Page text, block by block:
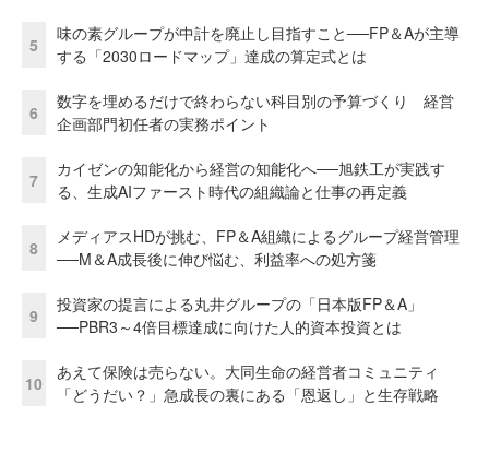
5
味の素グループが中計を廃止し目指すこと──FP＆Aが主導
する「2030ロードマップ」達成の算定式とは
6
数字を埋めるだけで終わらない科目別の予算づくり 経営
企画部門初任者の実務ポイント
7
カイゼンの知能化から経営の知能化へ──旭鉄工が実践す
る、生成AIファースト時代の組織論と仕事の再定義
8
メディアスHDが挑む、FP＆A組織によるグループ経営管理
──M＆A成長後に伸び悩む、利益率への処方箋
9
投資家の提言による丸井グループの「日本版FP＆A」
──PBR3～4倍目標達成に向けた人的資本投資とは
10
あえて保険は売らない。大同生命の経営者コミュニティ
「どうだい？」急成長の裏にある「恩返し」と生存戦略